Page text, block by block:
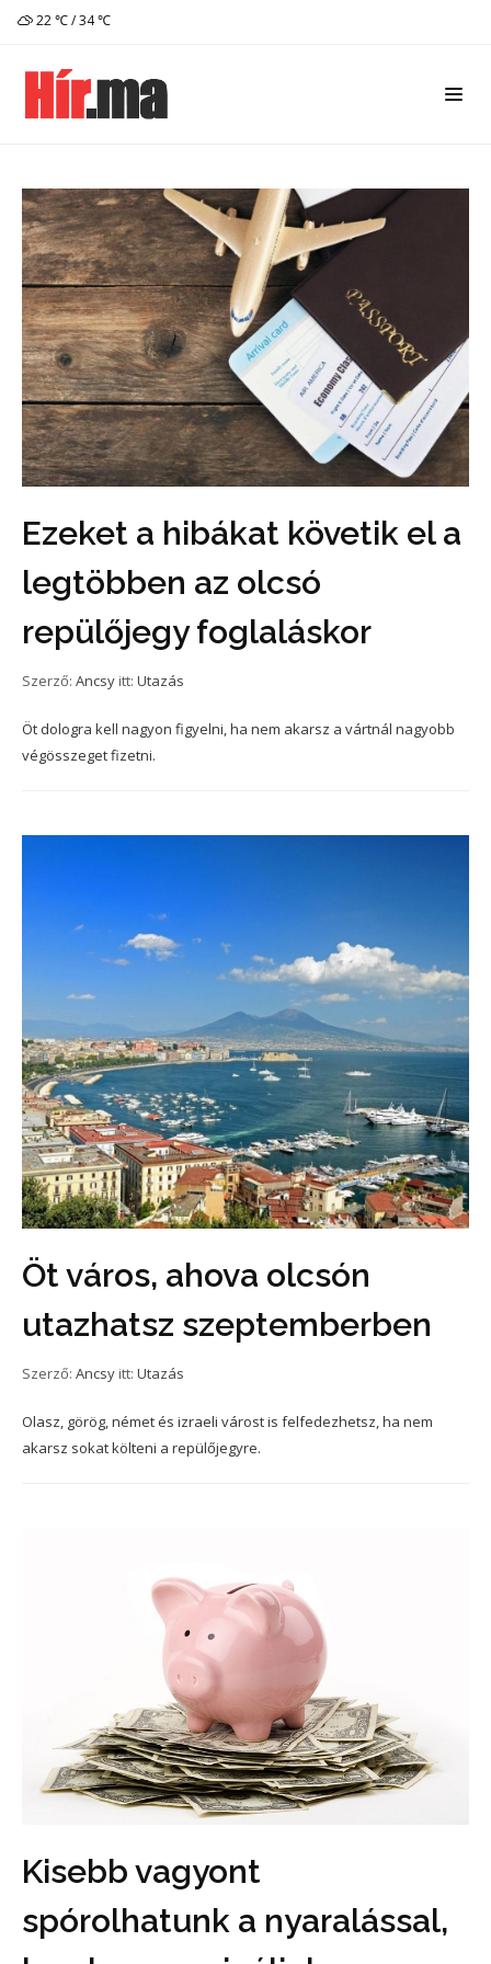
22 ℃ / 34 ℃
Ezeket a hibákat követik el a
legtöbben az olcsó
repülőjegy foglaláskor
Szerző: Ancsy itt: Utazás
Öt dologra kell nagyon figyelni, ha nem akarsz a vártnál nagyobb
végösszeget fizetni.
Öt város, ahova olcsón
utazhatsz szeptemberben
Szerző: Ancsy itt: Utazás
Olasz, görög, német és izraeli várost is felfedezhetsz, ha nem
akarsz sokat költeni a repülőjegyre.
Kisebb vagyont
spórolhatunk a nyaralással,